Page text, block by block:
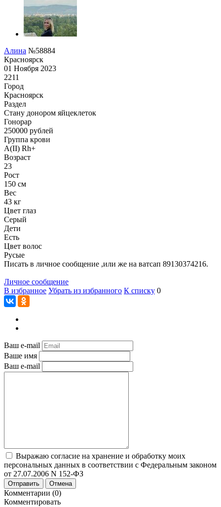
Алина №58884
Красноярск
01 Ноября 2023
2211
Город
Красноярск
Раздел
Стану донором яйцеклеток
Гонoрар
250000 рублей
Группа крови
A(II) Rh+
Возраст
23
Рост
150 см
Вес
43 кг
Цвет глаз
Серый
Дети
Есть
Цвет волос
Русые
Писать в личное сообщение ,или же на ватсап 89130374216.
Личное сообщение
В избранное Убрать из избранного К списку 0
Ваш e-mail
Ваше имя
Ваш e-mail
Выражаю согласие на хранение и обработку моих
персональных данных в соответствии с Федеральным законом
от 27.07.2006 N 152-ФЗ
Отправить Отмена
Комментарии (0)
Комментировать